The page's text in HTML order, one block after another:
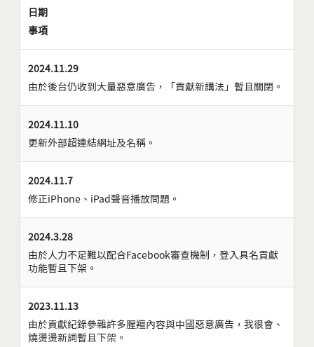
日期
事項
2024.11.29
由於後台仍收到大量惡意廣告，「貢獻新講法」暫且關閉。
2024.11.10
更新外部超連結網址及名稱。
2024.11.7
修正iPhone、iPad聲音播放問題。
2024.3.28
由於人力不足難以配合Facebook審查機制，登入具名貢獻
功能暫且下架。
2023.11.13
由於貢獻紀錄參雜許多腥羶內容與中國惡意廣告，我很會、
燒燙燙新詞暫且下架。